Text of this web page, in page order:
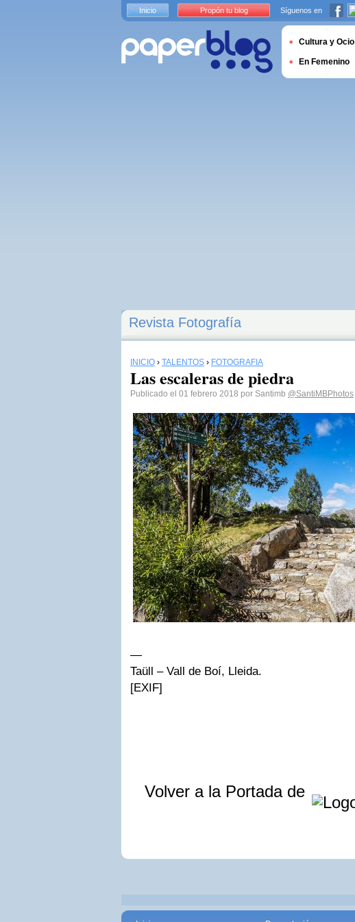
Revista Fotografía
INICIO › TALENTOS › FOTOGRAFÍA
Las escaleras de piedra
Publicado el 01 febrero 2018 por Santimb @SantiMBPhotos
—
Taüll – Vall de Boí, Lleida.
[EXIF]
Volver a la Portada de
Inicio Propón tu blog Síguenos en
Cultura y Ocio
En Femenino